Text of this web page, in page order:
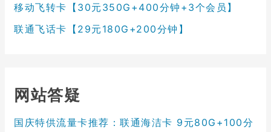
移动飞转卡【30元350G+400分钟+3个会员】
联通飞话卡【29元180G+200分钟】
网站答疑
国庆特供流量卡推荐：联通海洁卡 9元80G+100分